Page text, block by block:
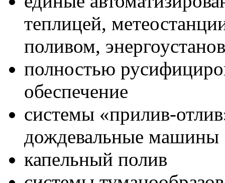
теплицей,
поливом,
полностью
обеспечение
системы «прилив-
дождевальные машины
капельный полив